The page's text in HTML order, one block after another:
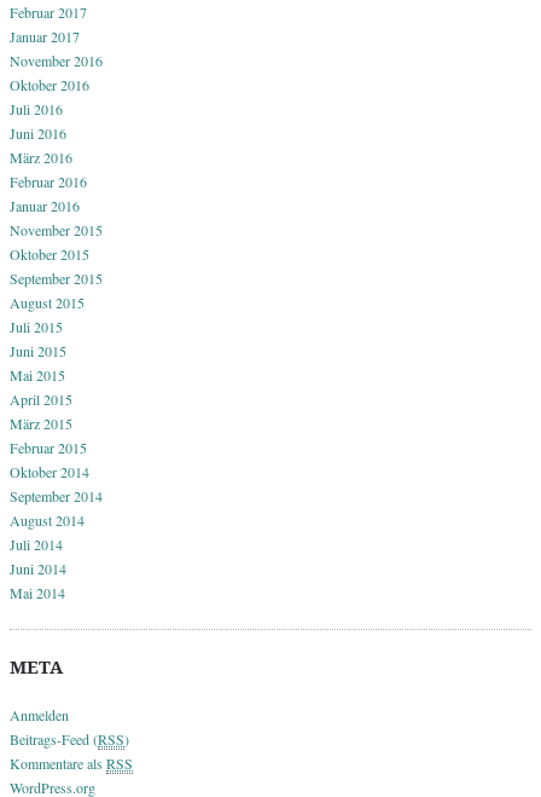
Februar 2017
Januar 2017
November 2016
Oktober 2016
Juli 2016
Juni 2016
März 2016
Februar 2016
Januar 2016
November 2015
Oktober 2015
September 2015
August 2015
Juli 2015
Juni 2015
Mai 2015
April 2015
März 2015
Februar 2015
Oktober 2014
September 2014
August 2014
Juli 2014
Juni 2014
Mai 2014
META
Anmelden
Beitrags-Feed (RSS)
Kommentare als RSS
WordPress.org